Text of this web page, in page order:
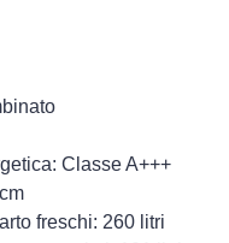
Classe A+++
freschi: 260 litri